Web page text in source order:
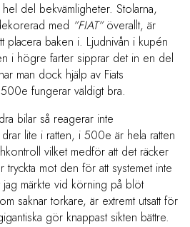
del bekvämligheter. Stolarna,
med ”FIAT”överallt, är
placera baken i. Ljudnivån i kupén
i högre farter sipprar det in en del
man dock hjälp av Fiats
fungerar väldigt bra.
bilar så reagerar inte
lite i ratten, i 500e är hela ratten
vilket medför att det räcker
tryckta mot den för att systemet inte
märkte vid körning på blöt
saknar torkare, är extremt utsatt för
gör knappast sikten bättre.